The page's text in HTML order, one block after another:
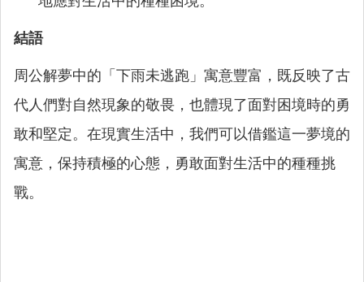
結語
周公解夢中的「下雨未逃跑」寓意豐富，既反映了古
代人們對自然現象的敬畏，也體現了面對困境時的勇
敢和堅定。在現實生活中，我們可以借鑑這一夢境的
寓意，保持積極的心態，勇敢面對生活中的種種挑
戰。